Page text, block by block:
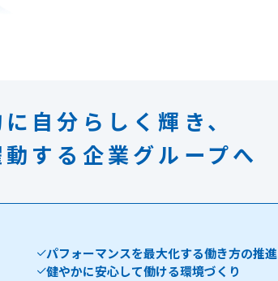
自分らしく輝き、
動する企業グループへ
パフォーマンスを最大化する働き方の推進
健やかに安心して働ける環境づくり